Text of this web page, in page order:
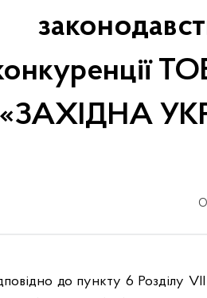
«ЗАХІДНА
до пункту 6 Розділу